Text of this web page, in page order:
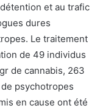
et au trafic
dures
Le traitement
de 49 individus
de cannabis, 263
psychotropes
en cause ont été